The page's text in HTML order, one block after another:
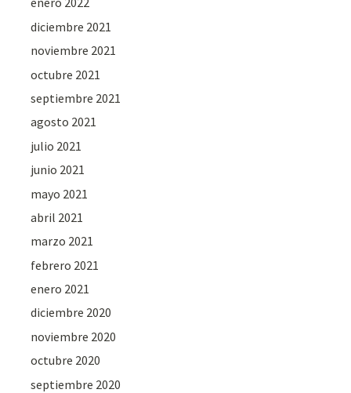
diciembre 2021
noviembre 2021
octubre 2021
septiembre 2021
agosto 2021
julio 2021
junio 2021
mayo 2021
abril 2021
marzo 2021
febrero 2021
enero 2021
diciembre 2020
noviembre 2020
octubre 2020
septiembre 2020